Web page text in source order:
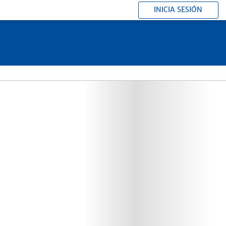
INICIA SESIÓN